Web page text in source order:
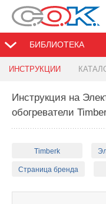
БИБЛИОТЕКА
ИНСТРУКЦИИ
Инструкция на
обогреватели
Timberk
Страница бренда